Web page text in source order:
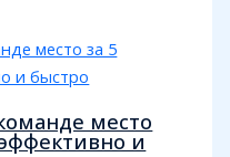
место
и